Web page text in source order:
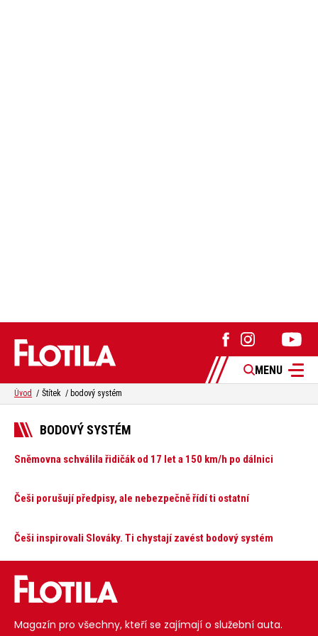
MENU
Úvod Štítek bodový systém
BODOVÝ SYSTÉM
Sněmovna schválila řidičák od 17 let a 150 km/h po dálnici
Češi porušují předpisy, ale nebezpečně řídí ti ostatní
Češi inspirovali Slováky. Ti chystají zavést bodový systém
Magazín pro všechny, kteří se zajímají o služební auta.